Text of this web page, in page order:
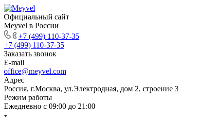
Официальный сайт
Meyvel в России
+7 (499) 110-37-35
+7 (499) 110-37-35
Заказать звонок
E-mail
office@meyvel.com
Адрес
Россия, г.Москва, ул.Электродная, дом 2, строение 3
Режим работы
Ежедневно с 09:00 до 21:00